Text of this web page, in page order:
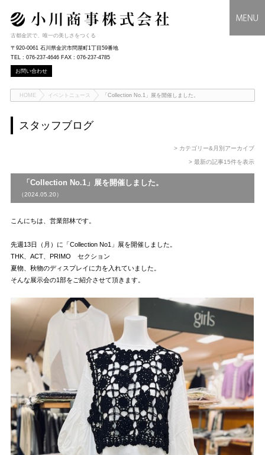
古都金沢で、唯一の美しさをつくる
〒920-0061 石川県金沢市問屋町1丁目59番地
TEL : 076-237-4646 FAX : 076-237-4785
お問い合わせ
HOME イベントニュース 「Collection No.1」展を開催しました。
スタッフブログ
> カテゴリー&月別アーカイブ
> 最新の記事15件を表示
「Collection No.1」展を開催しました。
（2024.05.20）
こんにちは、営業部林です。
先週13日（月）に「Collection No1」展を開催しました。
THK、ACT、PRIMO セクション
夏物、秋物のディスプレイに力を入れていました。
そんな展示会の1部をご紹介させて頂きます。